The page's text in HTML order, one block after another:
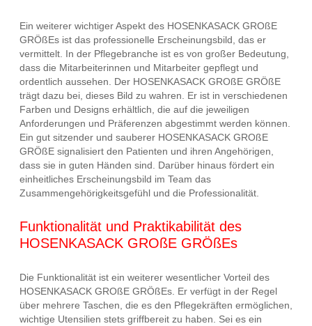
Ein weiterer wichtiger Aspekt des HOSENKASACK GROßE
GRÖßEs ist das professionelle Erscheinungsbild, das er
vermittelt. In der Pflegebranche ist es von großer Bedeutung,
dass die Mitarbeiterinnen und Mitarbeiter gepflegt und
ordentlich aussehen. Der HOSENKASACK GROßE GRÖßE
trägt dazu bei, dieses Bild zu wahren. Er ist in verschiedenen
Farben und Designs erhältlich, die auf die jeweiligen
Anforderungen und Präferenzen abgestimmt werden können.
Ein gut sitzender und sauberer HOSENKASACK GROßE
GRÖßE signalisiert den Patienten und ihren Angehörigen,
dass sie in guten Händen sind. Darüber hinaus fördert ein
einheitliches Erscheinungsbild im Team das
Zusammengehörigkeitsgefühl und die Professionalität.
Funktionalität und Praktikabilität des
HOSENKASACK GROßE GRÖßEs
Die Funktionalität ist ein weiterer wesentlicher Vorteil des
HOSENKASACK GROßE GRÖßEs. Er verfügt in der Regel
über mehrere Taschen, die es den Pflegekräften ermöglichen,
wichtige Utensilien stets griffbereit zu haben. Sei es ein